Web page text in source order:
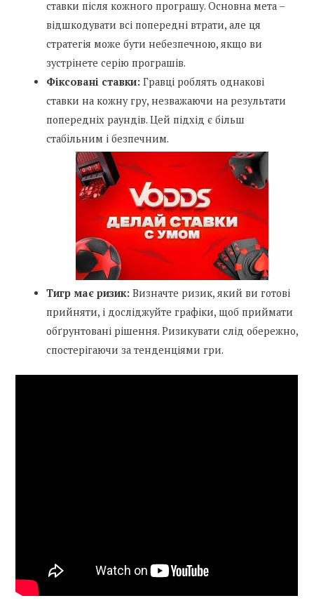
ставки після кожного програшу. Основна мета –
відшкодувати всі попередні втрати, але ця
стратегія може бути небезпечною, якщо ви
зустрінете серію програшів.
Фіксовані ставки: Гравці роблять однакові
ставки на кожну гру, незважаючи на результати
попередніх раундів. Цей підхід є більш
стабільним і безпечним.
Тигр має ризик: Визначте ризик, який ви готові
прийняти, і досліджуйте графіки, щоб приймати
обґрунтовані рішення. Ризикувати слід обережно,
спостерігаючи за тенденціями гри.